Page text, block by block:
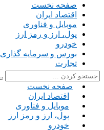
صفحه نخست
اقتصاد ایران
موبایل و فناوری
پول، ارز و رمز ارز
خودرو
بورس و سرمایه گذاری
تجارت
صفحه نخست
اقتصاد ایران
موبایل و فناوری
پول، ارز و رمز ارز
خودرو